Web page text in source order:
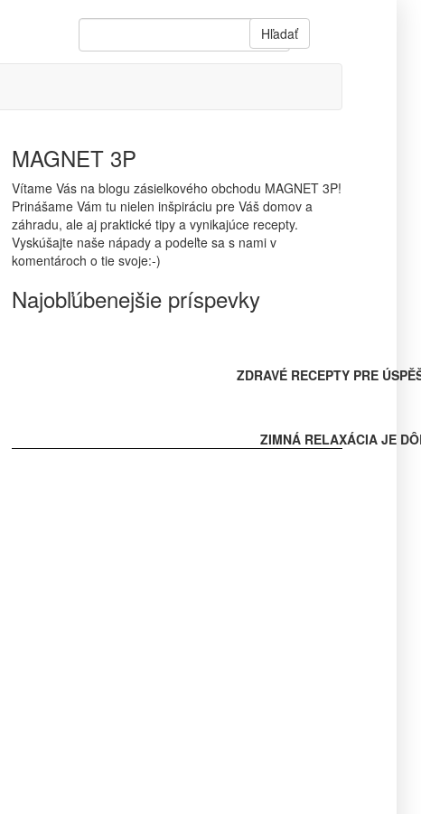
Hľadať
MAGNET 3P
Vítame Vás na blogu zásielkového obchodu MAGNET 3P!
Prinášame Vám tu nielen inšpiráciu pre Váš domov a
záhradu, ale aj praktické tipy a vynikajúce recepty.
Vyskúšajte naše nápady a podeľte sa s nami v
komentároch o tie svoje:-)
Najobľúbenejšie príspevky
ZDRAVÉ RECEPTY PRE
ZIMNÁ RELAXÁCIA JE